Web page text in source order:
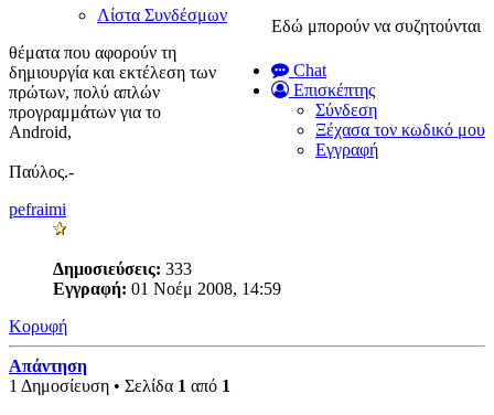
Λίστα Συνδέσμων
Chat
Επισκέπτης
Σύνδεση
Ξέχασα τον κωδικό μου
Εγγραφή
Εδώ μπορούν να συζητούνται
θέματα που αφορούν τη
δημιουργία και εκτέλεση των
πρώτων, πολύ απλών
προγραμμάτων για το
Android,
Παύλος.-
pefraimi
Δημοσιεύσεις: 333
Εγγραφή: 01 Νοέμ 2008, 14:59
Κορυφή
Απάντηση
1 Δημοσίευση • Σελίδα 1 από 1